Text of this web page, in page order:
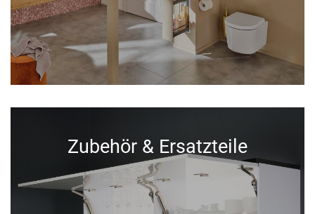
Zubehör & Ersatzteile